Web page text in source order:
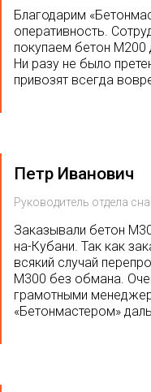
Благодарим
оперативность.
покупаем бетон М200
Ни разу не было
привозят всегда
Петр Иванович
Руководитель отдела
Заказывали бетон
на-Кубани. Так как
всякий случай
М300 без обмана.
грамотными
«Бетонмастером»